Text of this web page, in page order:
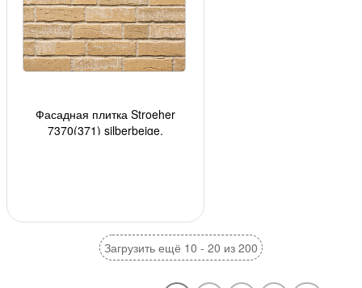
Фасадная плитка Stroeher
7370(371) silberbeige,
Загрузить ещё 10 - 20 из 200